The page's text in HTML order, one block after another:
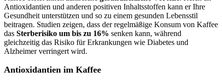
Antioxidantien und anderen positiven Inhaltsstoffen kann er Ihre
Gesundheit unterstützen und so zu einem gesunden Lebensstil
beitragen. Studien zeigen, dass der regelmäßige Konsum von Kaffee
das Sterberisiko um bis zu 16% senken kann, während
gleichzeitig das Risiko für Erkrankungen wie Diabetes und
Alzheimer verringert wird.
Antioxidantien im Kaffee